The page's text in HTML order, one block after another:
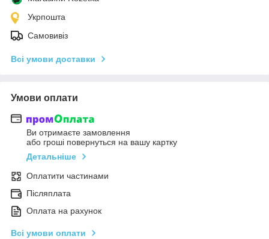
Укрпошта
Самовивіз
Всі умови доставки
Умови оплати
Ви отримаєте замовлення
або гроші повернуться на вашу картку
Детальніше
Оплатити частинами
Післяплата
Оплата на рахунок
Всі умови оплати